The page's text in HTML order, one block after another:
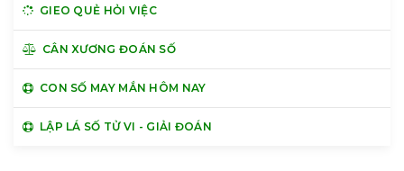
GIEO QUẺ HỎI VIỆC
CÂN XƯƠNG ĐOÁN SỐ
CON SỐ MAY MẮN HÔM NAY
LẬP LÁ SỐ TỬ VI - GIẢI ĐOÁN